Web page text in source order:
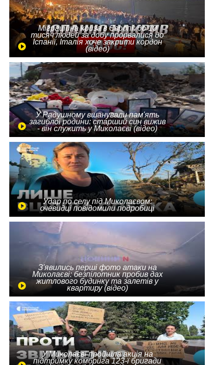
Міграційна криза в Європі: до 10
тисяч людей за добу прорвалися до
Іспанії, Італія хоче закрити кордон
(відео)
У Радушному вшанували пам'ять
загиблої родини: старший син вижив
- він служить у Миколаєві (відео)
Удар по селу під Миколаєвом:
очевидці повідомили подробиці
З'явились перші фото атаки на
Миколаєві: безпілотник пробив дах
житлового будинку та залетів у
квартиру (відео)
У Миколаєві пройшла акція на
підтримку комбрига 123-ї бригади